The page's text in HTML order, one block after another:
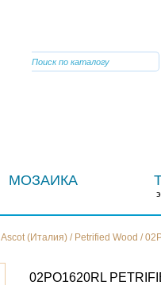
МОЗАИКА
Ascot (Италия) / Petrified Wood /
02PO1620RL